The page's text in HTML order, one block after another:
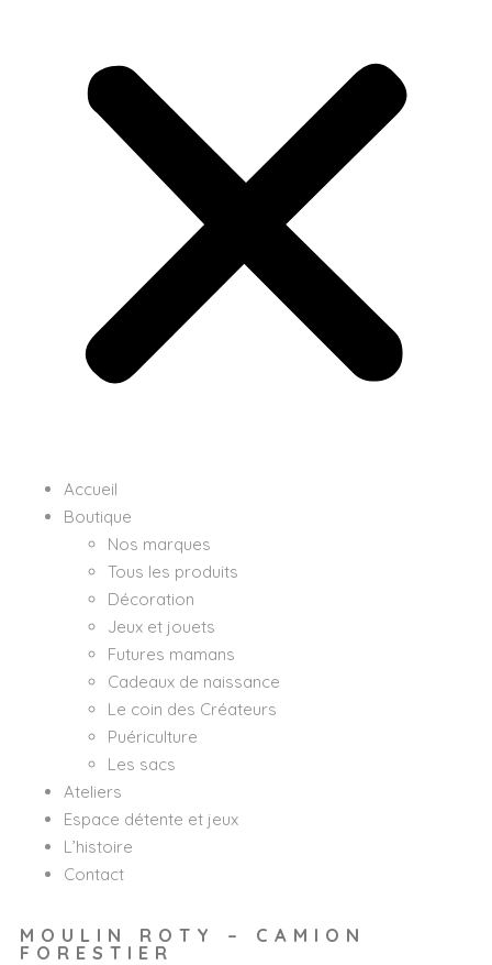
Accueil
Boutique
Nos marques
Tous les produits
Décoration
Jeux et jouets
Futures mamans
Cadeaux de naissance
Le coin des Créateurs
Puériculture
Les sacs
Ateliers
Espace détente et jeux
L’histoire
Contact
MOULIN ROTY – CAMION
FORESTIER